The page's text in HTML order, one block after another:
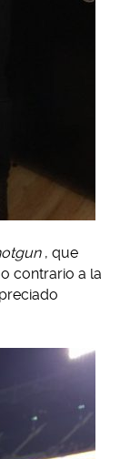
, que
contrario a la